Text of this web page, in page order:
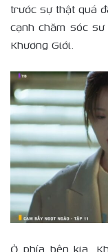
trước sự thật quá
cạnh chăm sóc
Khương Giới.
Ở phía bên kia,